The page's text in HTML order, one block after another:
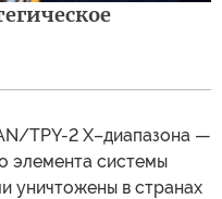
TPY-2 X–диапазона —
элемента системы
уничтожены в странах